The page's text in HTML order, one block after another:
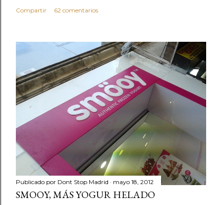
Compartir 62 comentarios
Publicado por Dont Stop Madrid mayo 18, 2012
SMOOY, MÁS YOGUR HELADO